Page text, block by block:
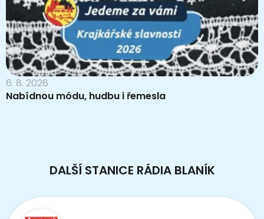
6. 8. 2026
Nabídnou módu, hudbu i řemesla
DALŠÍ STANICE RÁDIA BLANÍK